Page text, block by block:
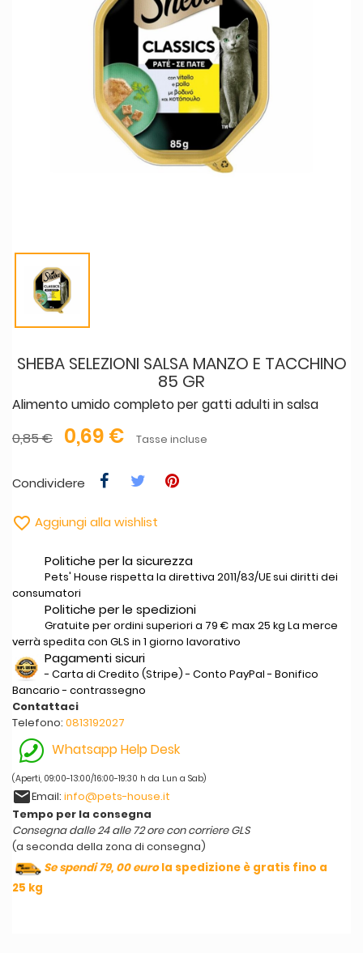
SHEBA SELEZIONI SALSA MANZO E TACCHINO
85 GR
Alimento umido completo per gatti adulti in salsa
0,85 €
0,69 € Tasse incluse
Condividere
 Aggiungi alla wishlist
Politiche per la sicurezza
Pets' House rispetta la direttiva 2011/83/UE sui diritti dei
consumatori
Politiche per le spedizioni
Gratuite per ordini superiori a 79 € max 25 kg La merce
verrà spedita con GLS in 1 giorno lavorativo
Pagamenti sicuri
- Carta di Credito (Stripe) - Conto PayPal - Bonifico
Bancario - contrassegno
Contattaci
Telefono: 0813192027
Whatsapp Help Desk
(Aperti, 09:00-13:00/16:00-19:30 h da Lun a Sab)
emailEmail: info@pets-house.it
Tempo per la consegna
Consegna dalle 24 alle 72 ore con corriere GLS
(a seconda della zona di consegna)
Se spendi 79, 00 eurola spedizione è gratis fino a
25 kg